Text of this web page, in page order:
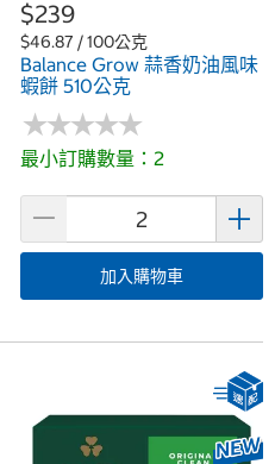
$239
$46.87 / 100公克
Balance Grow 蒜香奶油風味
蝦餅 510公克
★★★★★
★★★★★
最小訂購數量：2
加入購物車